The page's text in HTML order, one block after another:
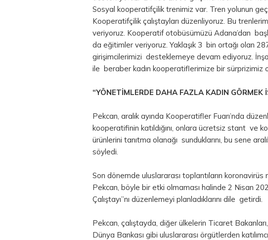
Sosyal kooperatifçilik trenimiz var. Tren yolunun
Kooperatifçilik çalıştayları düzenliyoruz. Bu
veriyoruz. Kooperatif otobüsümüzü Adana’dan
da eğitimler veriyoruz. Yaklaşık 3 bin ortağı olan
girişimcilerimizi desteklemeye devam ediyoruz.
ile beraber kadın kooperatiflerimize bir sürprizimiz
“YÖNETİMLERDE DAHA FAZLA KADIN GÖRMEK
Pekcan, aralık ayında Kooperatifler Fuarı’nda
kooperatifinin katıldığını, onlara ücretsiz stant ve
ürünlerini tanıtma olanağı sunduklarını, bu sene
söyledi.
Son dönemde uluslararası toplantıların
Pekcan, böyle bir etki olmaması halinde 2 Nisan
Çalıştayı”nı düzenlemeyi planladıklarını dile getirdi.
Pekcan, çalıştayda, diğer ülkelerin Ticaret
Dünya Bankası gibi uluslararası örgütlerden